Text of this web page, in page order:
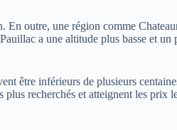
En outre, une région comme
a une altitude plus basse et un
être inférieurs de plusieurs
recherchés et atteignent les prix